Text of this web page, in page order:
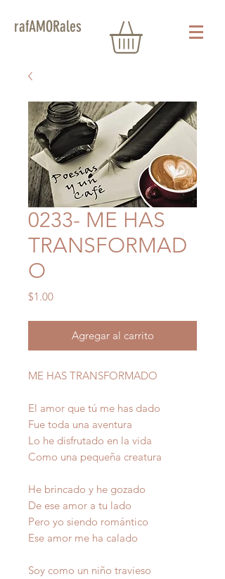
rafAMORales
0233- ME HAS
TRANSFORMAD
O
$1.00Precio
Agregar al carrito
ME HAS TRANSFORMADO
El amor que tú me has dado
Fue toda una aventura
Lo he disfrutado en la vida
Como una pequeña creatura
He brincado y he gozado
De ese amor a tu lado
Pero yo siendo romántico
Ese amor me ha calado
Soy como un niño travieso